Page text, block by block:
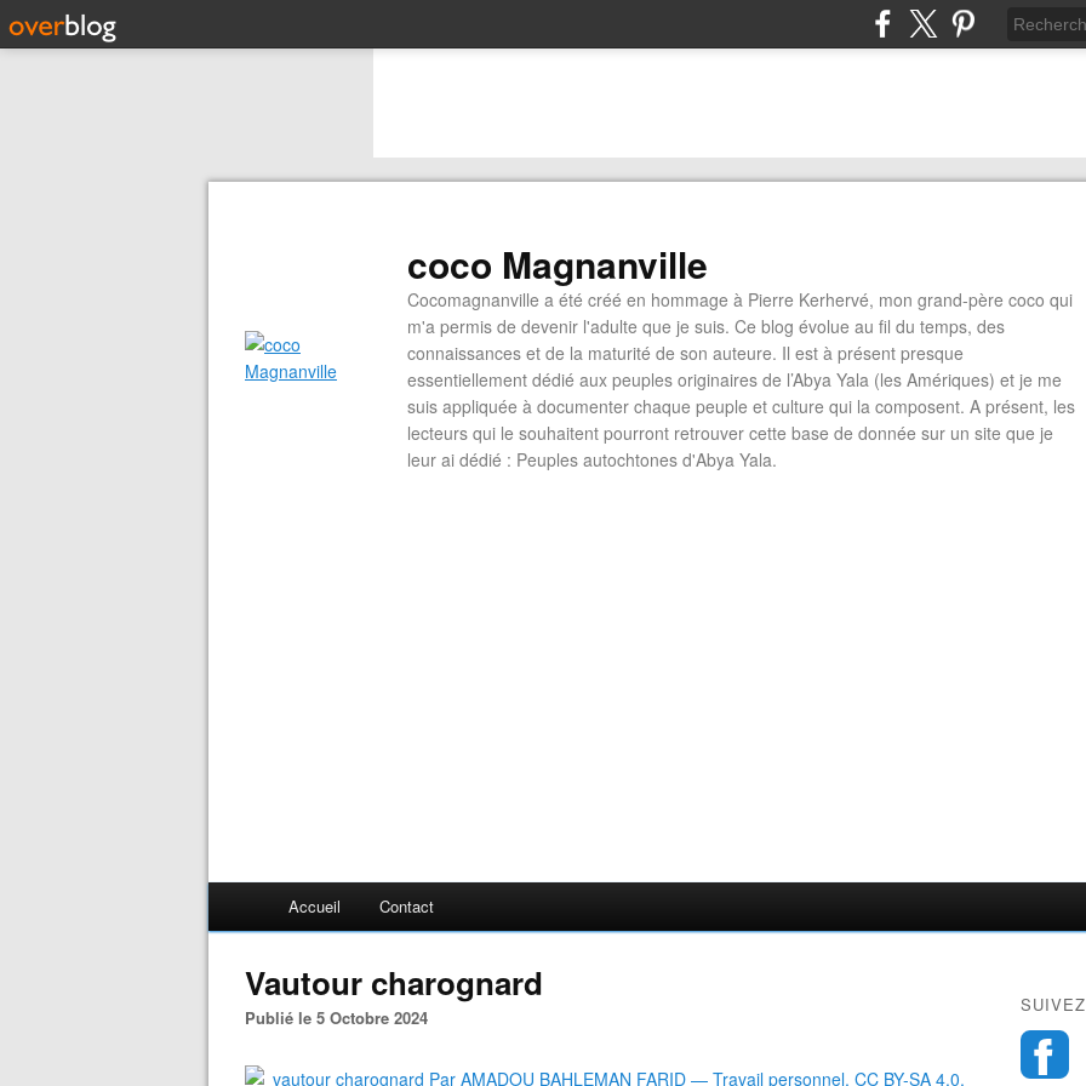
coco Magnanville
Cocomagnanville a été créé en hommage à Pierre Kerhervé, mon grand-père coco qui
m'a permis de devenir l'adulte que je suis. Ce blog évolue au fil du temps, des
connaissances et de la maturité de son auteure. Il est à présent presque
essentiellement dédié aux peuples originaires de l’Abya Yala (les Amériques) et je me
suis appliquée à documenter chaque peuple et culture qui la composent. A présent, les
lecteurs qui le souhaitent pourront retrouver cette base de donnée sur un site que je
leur ai dédié : Peuples autochtones d'Abya Yala.
Accueil Contact
Vautour charognard
Publié le 5 Octobre 2024